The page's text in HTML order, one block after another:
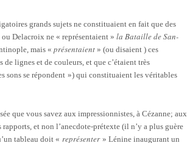
grands sujets ne constituaient en fait que des
Delacroix ne « représentaient » la Bataillede San-
mais « présentaient » (ou disaient ) ces
lignes et de couleurs, et que c’étaient très
sons se répondent ») qui constituaient les véritables
que vous savez aux impressionnistes, à Cézanne; aux
et non l’anecdote-prétexte (il n’y a plus guère
tableau doit « représenter » Lénine inaugurant un